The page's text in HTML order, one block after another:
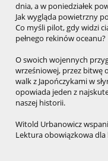
dnia, a w poniedziałek
Jak wygląda powietrzny
Co myśli pilot, gdy widzi
pełnego rekinów oceanu?
O swoich wojennych
wrześniowej, przez bitwę
walk z Japończykami w
opowiada jeden z
naszej historii.
Witold Urbanowicz
Lektura obowiązkowa